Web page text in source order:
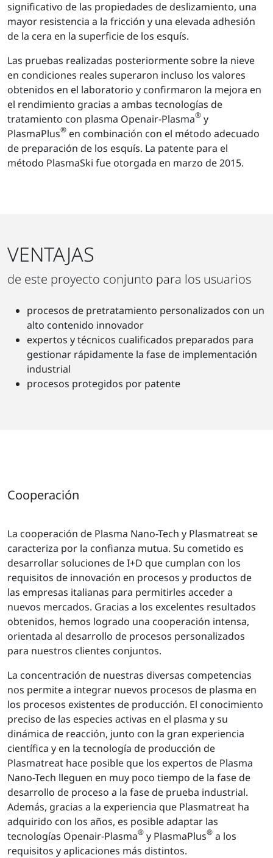
significativo de las propiedades de deslizamiento, una
mayor resistencia a la fricción y una elevada adhesión
de la cera en la superficie de los esquís.
Las pruebas realizadas posteriormente sobre la nieve
en condiciones reales superaron incluso los valores
obtenidos en el laboratorio y confirmaron la mejora en
el rendimiento gracias a ambas tecnologías de
tratamiento con plasma Openair-Plasma® y
PlasmaPlus® en combinación con el método adecuado
de preparación de los esquís. La patente para el
método PlasmaSki fue otorgada en marzo de 2015.
VENTAJAS
de este proyecto conjunto para los usuarios
procesos de pretratamiento personalizados con un
alto contenido innovador
expertos y técnicos cualificados preparados para
gestionar rápidamente la fase de implementación
industrial
procesos protegidos por patente
Cooperación
La cooperación de Plasma Nano-Tech y Plasmatreat se
caracteriza por la confianza mutua. Su cometido es
desarrollar soluciones de I+D que cumplan con los
requisitos de innovación en procesos y productos de
las empresas italianas para permitirles acceder a
nuevos mercados. Gracias a los excelentes resultados
obtenidos, hemos logrado una cooperación intensa,
orientada al desarrollo de procesos personalizados
para nuestros clientes conjuntos.
La concentración de nuestras diversas competencias
nos permite a integrar nuevos procesos de plasma en
los procesos existentes de producción. El conocimiento
preciso de las especies activas en el plasma y su
dinámica de reacción, junto con la gran experiencia
científica y en la tecnología de producción de
Plasmatreat hace posible que los expertos de Plasma
Nano-Tech lleguen en muy poco tiempo de la fase de
desarrollo de proceso a la fase de prueba industrial.
Además, gracias a la experiencia que Plasmatreat ha
adquirido con los años, es posible adaptar las
tecnologías Openair-Plasma® y PlasmaPlus® a los
requisitos y aplicaciones más distintos.